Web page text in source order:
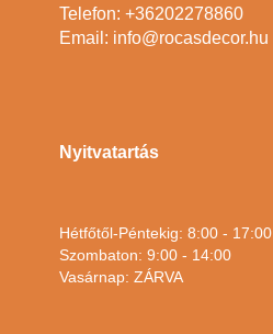
Telefon: +36202278860
Email: info@rocasdecor.hu
Nyitvatartás
Hétfőtől-Péntekig: 8:00 - 17:00
Szombaton: 9:00 - 14:00
Vasárnap: ZÁRVA